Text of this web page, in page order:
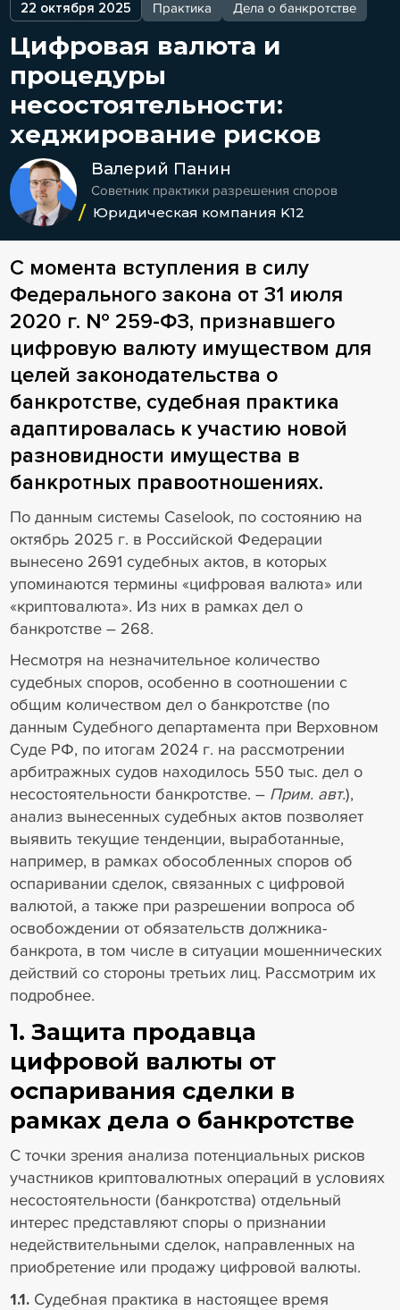
22 октября 2025 Практика Дела о банкротстве
Цифровая валюта и
процедуры
несостоятельности:
хеджирование рисков
Валерий Панин
Советник практики разрешения споров
Юридическая компания K12
С момента вступления в силу
Федерального закона от 31 июля
2020 г. № 259-ФЗ, признавшего
цифровую валюту имуществом для
целей законодательства о
банкротстве, судебная практика
адаптировалась к участию новой
разновидности имущества в
банкротных правоотношениях.
По данным системы Caselook, по состоянию на
октябрь 2025 г. в Российской Федерации
вынесено 2691 судебных актов, в которых
упоминаются термины «цифровая валюта» или
«криптовалюта». Из них в рамках дел о
банкротстве – 268.
Несмотря на незначительное количество
судебных споров, особенно в соотношении с
общим количеством дел о банкротстве (по
данным Судебного департамента при Верховном
Суде РФ, по итогам 2024 г. на рассмотрении
арбитражных судов находилось 550 тыс. дел о
несостоятельности банкротстве. – Прим. авт.),
анализ вынесенных судебных актов позволяет
выявить текущие тенденции, выработанные,
например, в рамках обособленных споров об
оспаривании сделок, связанных с цифровой
валютой, а также при разрешении вопроса об
освобождении от обязательств должника-
банкрота, в том числе в ситуации мошеннических
действий со стороны третьих лиц. Рассмотрим их
подробнее.
1. Защита продавца
цифровой валюты от
оспаривания сделки в
рамках дела о банкротстве
С точки зрения анализа потенциальных рисков
участников криптовалютных операций в условиях
несостоятельности (банкротства) отдельный
интерес представляют споры о признании
недействительными сделок, направленных на
приобретение или продажу цифровой валюты.
1.1. Судебная практика в настоящее время